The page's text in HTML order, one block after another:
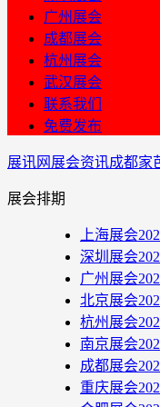
广州展会
成都展会
杭州展会
武汉展会
联系我们
免费发布
展讯网 展会资讯成都家
展会排期
上海展会
深圳展会
广州展会
北京展会
杭州展会
南京展会
成都展会
重庆展会